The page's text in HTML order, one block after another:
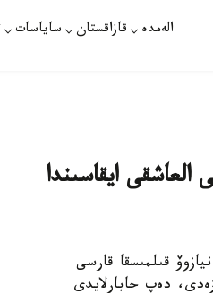
الەمدە قازاقستان ساياسات
ايقاسىندا
قىلمىسقا قارسى
دەپ حابارلايدى